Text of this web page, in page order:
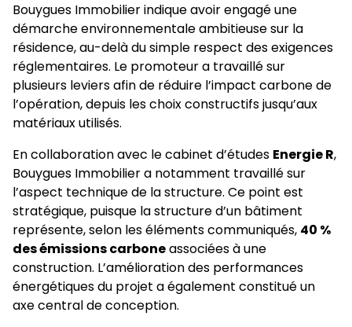
Bouygues Immobilier indique avoir engagé une
démarche environnementale ambitieuse sur la
résidence, au-delà du simple respect des exigences
réglementaires. Le promoteur a travaillé sur
plusieurs leviers afin de réduire l’impact carbone de
l’opération, depuis les choix constructifs jusqu’aux
matériaux utilisés.
En collaboration avec le cabinet d’études Energie R,
Bouygues Immobilier a notamment travaillé sur
l’aspect technique de la structure. Ce point est
stratégique, puisque la structure d’un bâtiment
représente, selon les éléments communiqués, 40 %
des émissions carboneassociées à une
construction. L’amélioration des performances
énergétiques du projet a également constitué un
axe central de conception.